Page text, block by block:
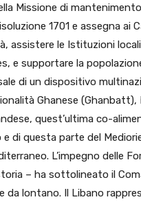
Missione di
1701 e assegna ai
assistere le Istituzioni
e supportare la
di un dispositivo
Ghanese
quest’ultima co-
di questa parte del
L’impegno delle
– ha sottolineato il
da lontano. Il Libano